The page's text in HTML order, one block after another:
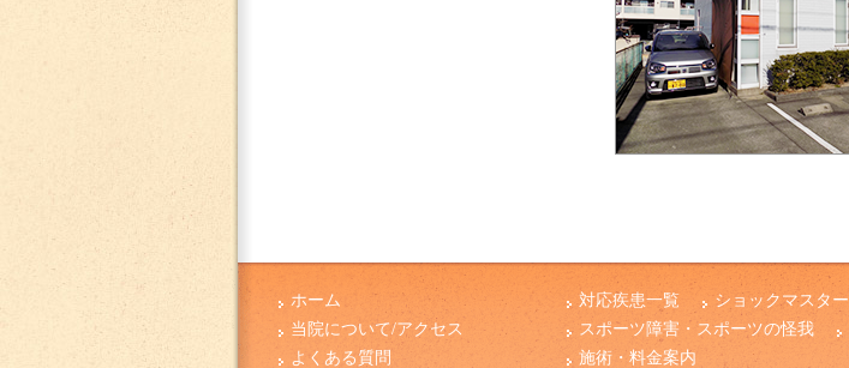
ホーム
当院について/アクセス
よくある質問
対応疾患一覧 ショックマスター
スポーツ障害・スポーツの怪我
施術・料金案内